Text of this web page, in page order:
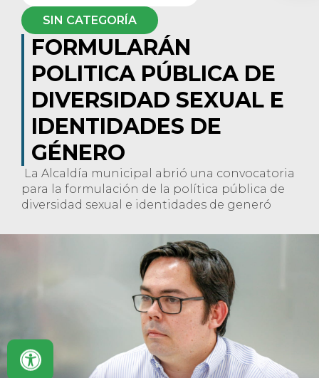
SIN CATEGORÍA
FORMULARÁN
POLITICA PÚBLICA DE
DIVERSIDAD SEXUAL E
IDENTIDADES DE
GÉNERO
La Alcaldía municipal abrió una convocatoria
para la formulación de la política pública de
diversidad sexual e identidades de generó